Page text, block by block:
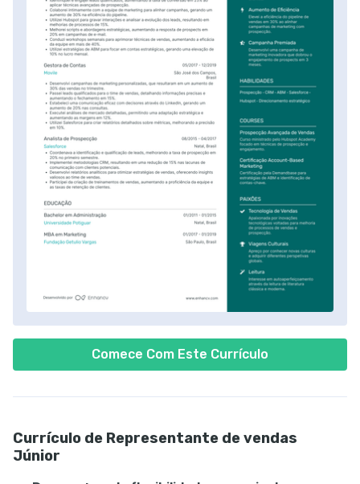
Comece Com Este Currículo
Currículo de Representante de vendas
Júnior